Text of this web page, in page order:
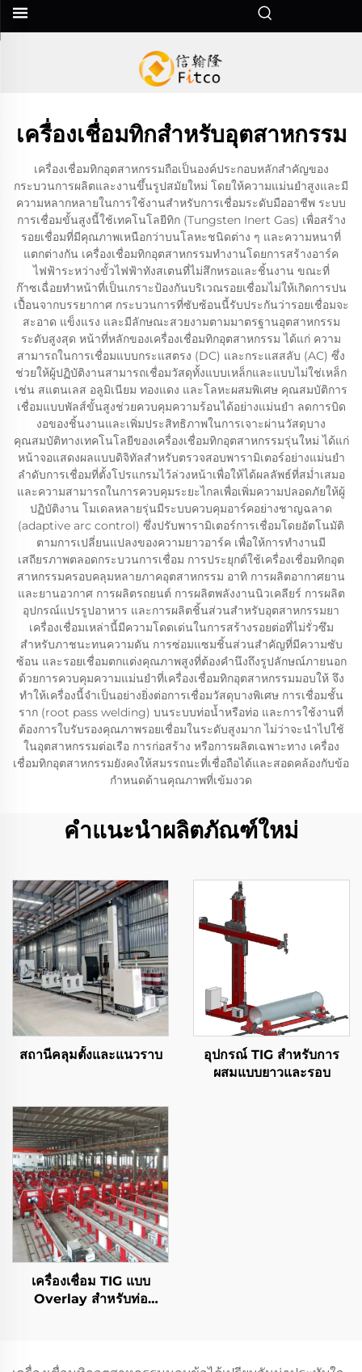
เครื่องเชื่อมทิกสำหรับอุตสาหกรรม
เครื่องเชื่อมทิกอุตสาหกรรมถือเป็นองค์ประกอบหลักสำคัญของ
กระบวนการผลิตและงานขึ้นรูปสมัยใหม่ โดยให้ความแม่นยำสูงและมี
ความหลากหลายในการใช้งานสำหรับการเชื่อมระดับมืออาชีพ ระบบ
การเชื่อมขั้นสูงนี้ใช้เทคโนโลยีทิก (Tungsten Inert Gas) เพื่อสร้าง
รอยเชื่อมที่มีคุณภาพเหนือกว่าบนโลหะชนิดต่าง ๆ และความหนาที่
แตกต่างกัน เครื่องเชื่อมทิกอุตสาหกรรมทำงานโดยการสร้างอาร์ค
ไฟฟ้าระหว่างขั้วไฟฟ้าทังสเตนที่ไม่สึกหรอและชิ้นงาน ขณะที่
ก๊าซเฉื่อยทำหน้าที่เป็นเกราะป้องกันบริเวณรอยเชื่อมไม่ให้เกิดการปน
เปื้อนจากบรรยากาศ กระบวนการที่ซับซ้อนนี้รับประกันว่ารอยเชื่อมจะ
สะอาด แข็งแรง และมีลักษณะสวยงามตามมาตรฐานอุตสาหกรรม
ระดับสูงสุด หน้าที่หลักของเครื่องเชื่อมทิกอุตสาหกรรม ได้แก่ ความ
สามารถในการเชื่อมแบบกระแสตรง (DC) และกระแสสลับ (AC) ซึ่ง
ช่วยให้ผู้ปฏิบัติงานสามารถเชื่อมวัสดุทั้งแบบเหล็กและแบบไม่ใช่เหล็ก
เช่น สแตนเลส อลูมิเนียม ทองแดง และโลหะผสมพิเศษ คุณสมบัติการ
เชื่อมแบบพัลส์ขั้นสูงช่วยควบคุมความร้อนได้อย่างแม่นยำ ลดการบิด
งอของชิ้นงานและเพิ่มประสิทธิภาพในการเจาะผ่านวัสดุบาง
คุณสมบัติทางเทคโนโลยีของเครื่องเชื่อมทิกอุตสาหกรรมรุ่นใหม่ ได้แก่
หน้าจอแสดงผลแบบดิจิทัลสำหรับตรวจสอบพารามิเตอร์อย่างแม่นยำ
ลำดับการเชื่อมที่ตั้งโปรแกรมไว้ล่วงหน้าเพื่อให้ได้ผลลัพธ์ที่สม่ำเสมอ
และความสามารถในการควบคุมระยะไกลเพื่อเพิ่มความปลอดภัยให้ผู้
ปฏิบัติงาน โมเดลหลายรุ่นมีระบบควบคุมอาร์คอย่างชาญฉลาด
(adaptive arc control) ซึ่งปรับพารามิเตอร์การเชื่อมโดยอัตโนมัติ
ตามการเปลี่ยนแปลงของความยาวอาร์ค เพื่อให้การทำงานมี
เสถียรภาพตลอดกระบวนการเชื่อม การประยุกต์ใช้เครื่องเชื่อมทิกอุต
สาหกรรมครอบคลุมหลายภาคอุตสาหกรรม อาทิ การผลิตอากาศยาน
และยานอวกาศ การผลิตรถยนต์ การผลิตพลังงานนิวเคลียร์ การผลิต
อุปกรณ์แปรรูปอาหาร และการผลิตชิ้นส่วนสำหรับอุตสาหกรรมยา
เครื่องเชื่อมเหล่านี้มีความโดดเด่นในการสร้างรอยต่อที่ไม่รั่วซึม
สำหรับภาชนะทนความดัน การซ่อมแซมชิ้นส่วนสำคัญที่มีความซับ
ซ้อน และรอยเชื่อมตกแต่งคุณภาพสูงที่ต้องคำนึงถึงรูปลักษณ์ภายนอก
ด้วยการควบคุมความแม่นยำที่เครื่องเชื่อมทิกอุตสาหกรรมมอบให้ จึง
ทำให้เครื่องนี้จำเป็นอย่างยิ่งต่อการเชื่อมวัสดุบางพิเศษ การเชื่อมชั้น
ราก (root pass welding) บนระบบท่อน้ำหรือท่อ และการใช้งานที่
ต้องการใบรับรองคุณภาพรอยเชื่อมในระดับสูงมาก ไม่ว่าจะนำไปใช้
ในอุตสาหกรรมต่อเรือ การก่อสร้าง หรือการผลิตเฉพาะทาง เครื่อง
เชื่อมทิกอุตสาหกรรมยังคงให้สมรรถนะที่เชื่อถือได้และสอดคล้องกับข้อ
กำหนดด้านคุณภาพที่เข้มงวด
คำแนะนำผลิตภัณฑ์ใหม่
สถานีคลุมตั้งและแนวราบ
อุปกรณ์ TIG สําหรับการ
ผสมแบบยาวและรอบ
เครื่องเชื่อม TIG แบบ
Overlay สำหรับท่อ